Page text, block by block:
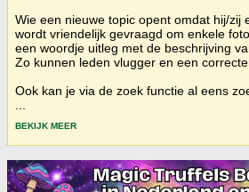
Wie een nieuwe topic opent omdat hij/zij
wordt vriendelijk gevraagd om enkele
een woordje uitleg met de beschrijving
Zo kunnen leden vlugger en een
Ook kan je via de zoek functie al eens
BEKIJK MEER